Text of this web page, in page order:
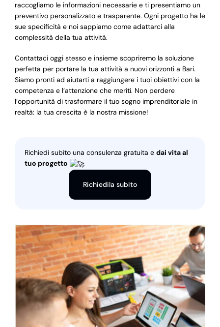
raccogliamo le informazioni necessarie e ti presentiamo un
preventivo personalizzato e trasparente. Ogni progetto ha le
sue specificità e noi sappiamo come adattarci alla
complessità della tua attività.
Contattaci oggi stesso e insieme scopriremo la soluzione
perfetta per portare la tua attività a nuovi orizzonti a Bari.
Siamo pronti ad aiutarti a raggiungere i tuoi obiettivi con la
competenza e l’attenzione che meriti. Non perdere
l’opportunità di trasformare il tuo sogno imprenditoriale in
realtà: la tua crescita è la nostra missione!
Richiedi subito una consulenza gratuita e dai vita al
tuo progetto
Richiedila subito